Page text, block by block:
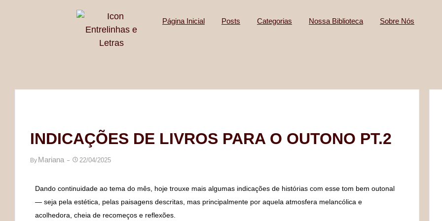
Página Inicial Posts Categorias Nossa Biblioteca Sobre Nós
INDICAÇÕES DE LIVROS PARA O OUTONO PT.2
By Mariana 22/04/2025
Dando continuidade ao tema do mês, hoje trouxe mais algumas indicações de histórias com esse tom bem outonal
— seja pela estética, pelas paisagens descritas, mas principalmente por aquela atmosfera melancólica e
acolhedora, cheia de recomeços e reflexões.